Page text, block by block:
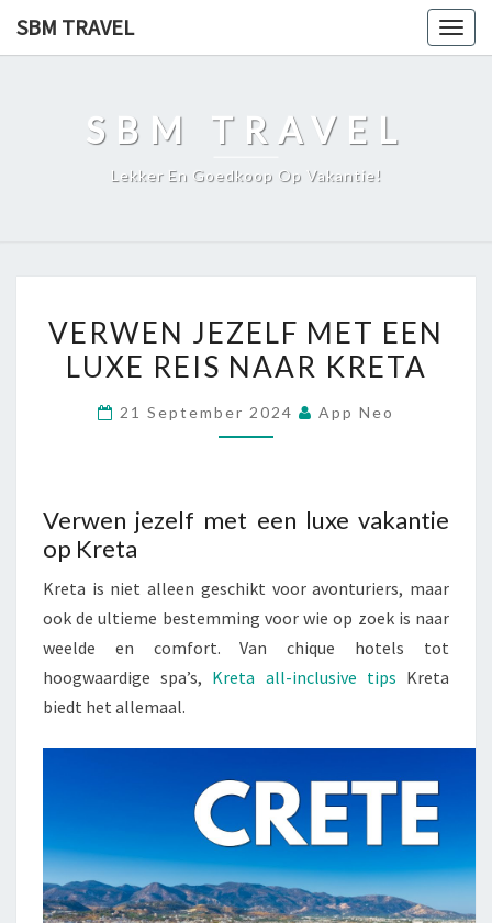
SBM TRAVEL
SBM TRAVEL
Lekker En Goedkoop Op Vakantie!
JEZELF
MET
KRETA
VERWEN JEZELF MET EEN
LUXE REIS NAAR KRETA
21 September 2024 App Neo
Verwen jezelf met een luxe vakantie
op Kreta
Kreta is niet alleen geschikt voor avonturiers, maar
ook de ultieme bestemming voor wie op zoek is naar
weelde en comfort. Van chique hotels tot
hoogwaardige spa’s, Kreta all-inclusive tips Kreta
biedt het allemaal.